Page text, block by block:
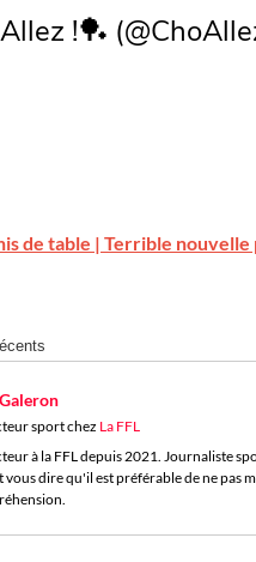
!🏓
de table | Terrible nouvelle
sportchez La FFL
à la FFL depuis 2021. Journaliste
vous dire qu'il est préférable de ne pas